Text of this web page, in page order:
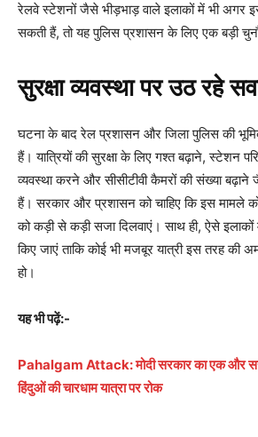
रेलवे स्टेशनों जैसे भीड़भाड़ वाले इलाकों में भी अगर
सकती हैं, तो यह पुलिस प्रशासन के लिए एक बड़ी
सुरक्षा व्यवस्था पर उठ रहे
घटना के बाद रेल प्रशासन और जिला पुलिस की
हैं। यात्रियों की सुरक्षा के लिए गश्त बढ़ाने, स्टेशन
व्यवस्था करने और सीसीटीवी कैमरों की संख्या बढ़ाने
हैं। सरकार और प्रशासन को चाहिए कि इस मामले
को कड़ी से कड़ी सजा दिलवाएं। साथ ही, ऐसे इलाकों
किए जाएं ताकि कोई भी मजबूर यात्री इस तरह की
हो।
यह भी पढ़ें:-
Pahalgam Attack: मोदी सरकार का एक और
हिंदुओं की चारधाम यात्रा पर रोक